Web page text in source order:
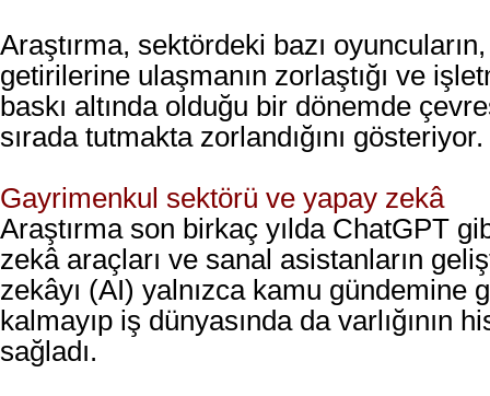
Araştırma, sektördeki bazı oyuncuların,
getirilerine ulaşmanın zorlaştığı ve
baskı altında olduğu bir dönemde
sırada tutmakta zorlandığını gösteriyor.
Gayrimenkul sektörü ve yapay zekâ
Araştırma son birkaç yılda ChatGPT
zekâ araçları ve sanal asistanların
zekâyı (AI) yalnızca kamu gündemine
kalmayıp iş dünyasında da varlığının
sağladı.